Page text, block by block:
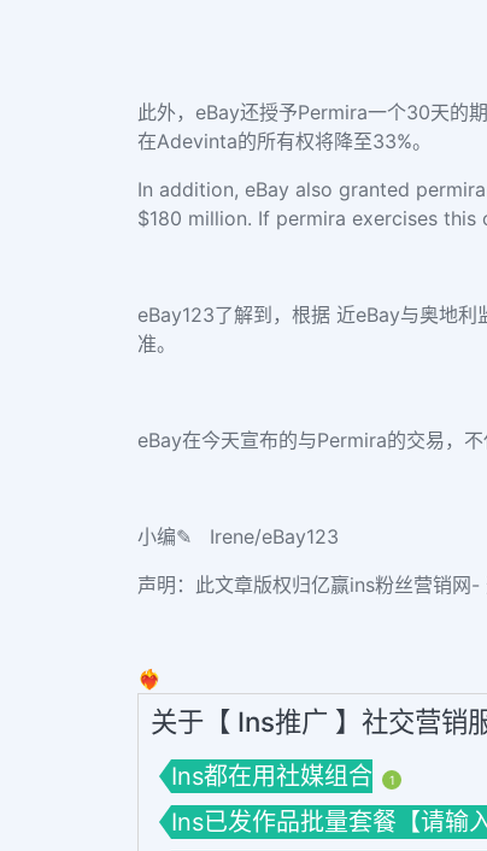
此外，eBay还授予Permira一个30天的
在Adevinta的所有权将降至33%。
In addition, eBay also granted
$180 million. If permira exercises
eBay123了解到，根据 近eBay与奥地
准。
eBay在今天宣布的与Permira的交易，
小编✎ Irene/eBay123
声明：此文章版权归亿赢ins粉丝营销网
❤️‍🔥
关于【 Ins推广 】社交营销
Ins都在用社媒组合 1
Ins已发作品批量套餐【请输